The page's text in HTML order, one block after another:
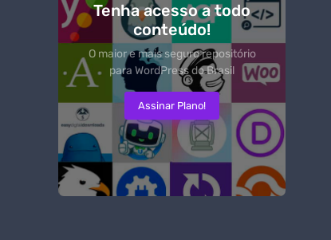
Tenha acesso a todo
conteúdo!
O maior e mais seguro repositório
para WordPress do Brasil
Assinar Plano!